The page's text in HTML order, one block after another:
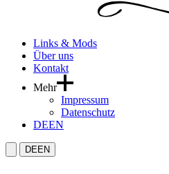
Links & Mods
Über uns
Kontakt
Mehr
Impressum
Datenschutz
DEEN
DEEN